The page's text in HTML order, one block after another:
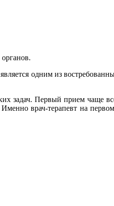
одним из
задач. Первый прием чаще
врач-терапевт на